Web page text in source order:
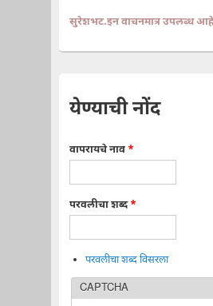
सुरेशभट.इन वाचनमात्र उपलब्ध
येण्याची नोंद
वापरायचे नाव *
परवलीचा शब्द*
परवलीचा शब्द विसरला
CAPTCHA